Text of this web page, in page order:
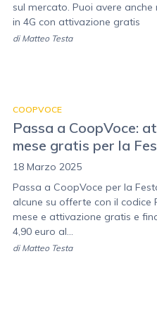
sul mercato. Puoi avere
in 4G con attivazione gratis
di Matteo Testa
COOPVOCE
Passa a CoopVoce:
mese gratis per la
18 Marzo 2025
Passa a CoopVoce per la
alcune su offerte con il codice
mese e attivazione gratis e
4,90 euro al...
di Matteo Testa